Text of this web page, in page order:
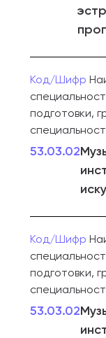
Код/Шифр
подготовки,
53.03.02
Код/Шифр
подготовки,
53.03.02